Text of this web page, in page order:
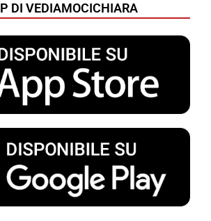
DI VEDIAMOCICHIARA